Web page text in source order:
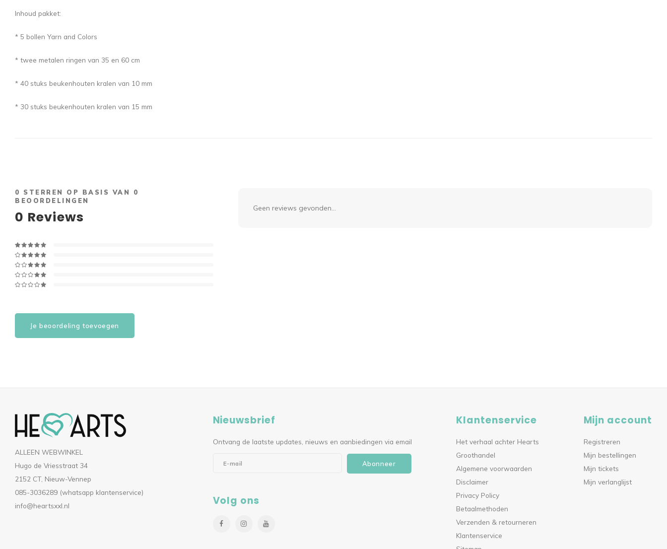
Inhoud pakket:
* 5 bollen Yarn and Colors
* twee metalen ringen van 35 en 60 cm
* 40 stuks beukenhouten kralen van 10 mm
* 30 stuks beukenhouten kralen van 15 mm
0 STERREN OP BASIS VAN 0
BEOORDELINGEN
0 Reviews
Je beoordeling toevoegen
Geen reviews gevonden...
ALLEEN WEBWINKEL
Hugo de Vriesstraat 34
2152 CT, Nieuw-Vennep
085-3036289 (whatsapp klantenservice)
info@heartsxxl.nl
Nieuwsbrief
Ontvang de laatste updates, nieuws en aanbiedingen via email
Abonneer
Volg ons
Klantenservice
Het verhaal achter Hearts
Groothandel
Algemene voorwaarden
Disclaimer
Privacy Policy
Betaalmethoden
Verzenden & retourneren
Klantenservice
Mijn account
Registreren
Mijn bestellingen
Mijn tickets
Mijn verlanglijst